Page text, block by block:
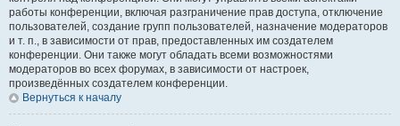
работы конференции, включая разграничение прав доступа, отключение
пользователей, создание групп пользователей, назначение модераторов
и т. п., в зависимости от прав, предоставленных им создателем
конференции. Они также могут обладать всеми возможностями
модераторов во всех форумах, в зависимости от настроек,
произведённых создателем конференции.
Вернуться к началу